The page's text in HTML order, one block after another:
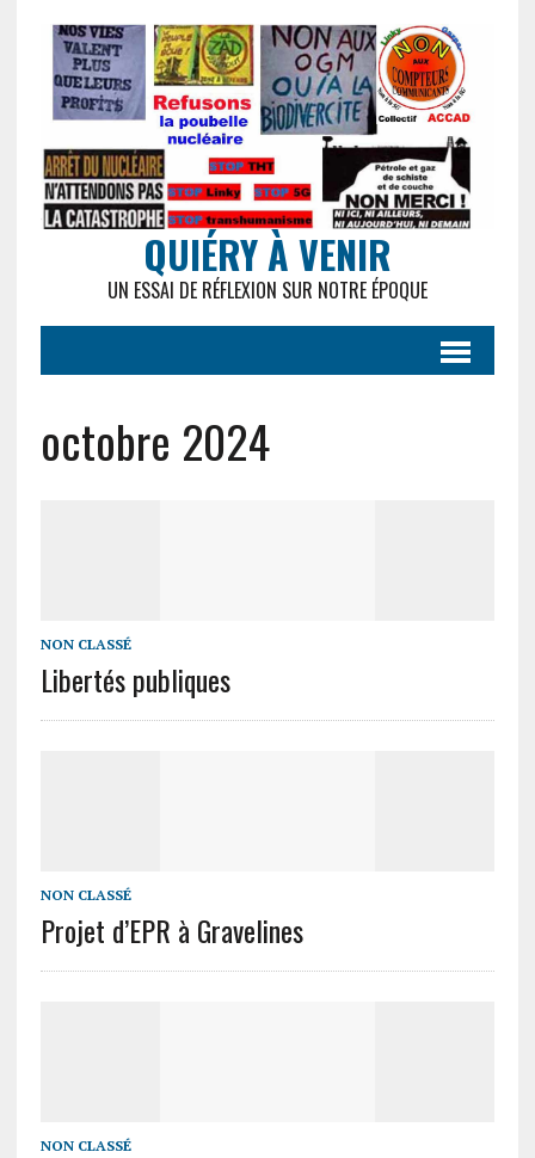
QUIÉRY À VENIR
UN ESSAI DE RÉFLEXION SUR NOTRE ÉPOQUE
octobre 2024
NON CLASSÉ
Libertés publiques
NON CLASSÉ
Projet d’EPR à Gravelines
NON CLASSÉ